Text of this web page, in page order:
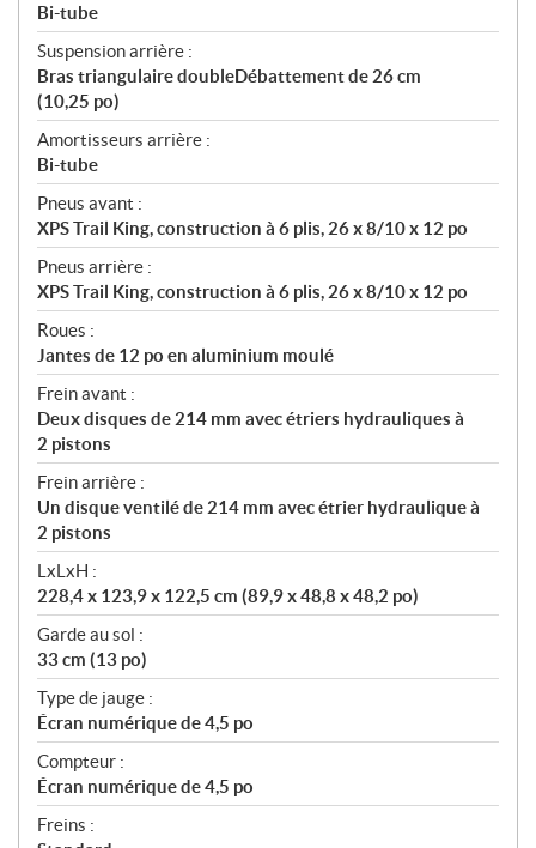
Bi-tube
Suspension arrière :
Bras triangulaire doubleDébattement de 26 cm
(10,25 po)
Amortisseurs arrière :
Bi-tube
Pneus avant :
XPS Trail King, construction à 6 plis, 26 x 8/10 x 12 po
Pneus arrière :
XPS Trail King, construction à 6 plis, 26 x 8/10 x 12 po
Roues :
Jantes de 12 po en aluminium moulé
Frein avant :
Deux disques de 214 mm avec étriers hydrauliques à
2 pistons
Frein arrière :
Un disque ventilé de 214 mm avec étrier hydraulique à
2 pistons
LxLxH :
228,4 x 123,9 x 122,5 cm (89,9 x 48,8 x 48,2 po)
Garde au sol :
33 cm (13 po)
Type de jauge :
Écran numérique de 4,5 po
Compteur :
Écran numérique de 4,5 po
Freins :